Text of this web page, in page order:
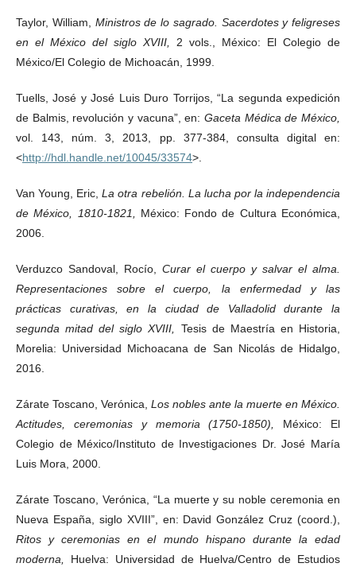
Taylor, William, Ministros de lo sagrado. Sacerdotes y feligreses
en el México del siglo XVIII, 2 vols., México: El Colegio de
México/El Colegio de Michoacán, 1999.
Tuells, José y José Luis Duro Torrijos, “La segunda expedición
de Balmis, revolución y vacuna”, en: Gaceta Médica de México,
vol. 143, núm. 3, 2013, pp. 377-384, consulta digital en:
<http://hdl.handle.net/10045/33574>.
Van Young, Eric,La otra rebelión. La lucha por la independencia
de México, 1810-1821, México: Fondo de Cultura Económica,
2006.
Verduzco Sandoval, Rocío, Curar el cuerpo y salvar el alma.
Representaciones sobre el cuerpo, la enfermedad y las
prácticas curativas, en la ciudad de Valladolid durante la
segunda mitad del siglo XVIII, Tesis de Maestría en Historia,
Morelia: Universidad Michoacana de San Nicolás de Hidalgo,
2016.
Zárate Toscano, Verónica, Los nobles ante la muerte en México.
Actitudes, ceremonias y memoria (1750-1850), México: El
Colegio de México/Instituto de Investigaciones Dr. José María
Luis Mora, 2000.
Zárate Toscano, Verónica, “La muerte y su noble ceremonia en
Nueva España, siglo XVIII”, en: David González Cruz (coord.),
Ritos y ceremonias en el mundo hispano durante la edad
moderna, Huelva: Universidad de Huelva/Centro de Estudios